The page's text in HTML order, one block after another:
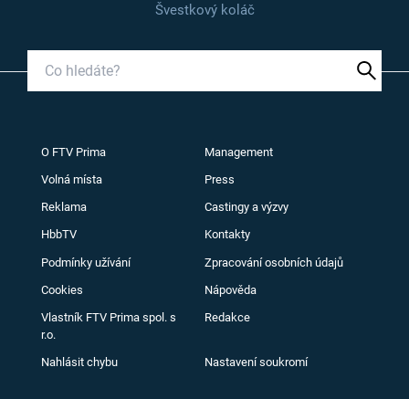
Švestkový koláč
O FTV Prima Management
Volná místa Press
Reklama Castingy a výzvy
HbbTV Kontakty
Podmínky užívání Zpracování osobních údajů
Cookies Nápověda
Vlastník FTV Prima spol. s
r.o.
Redakce
Nahlásit chybu Nastavení soukromí